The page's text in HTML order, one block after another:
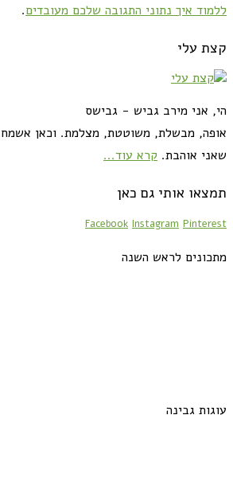
ללמוד איך נתוני התגובה שלכם מעובדים.
קצת עלי
הי, אני מירב גביש - גבישס
אופה, מבשלת, משוטטת, מצלמת. וכאן
שאני אוהבת. קרא עוד...
תמצאו אותי גם כאן
Facebook Instagram Pinterest
מתכונים לראש השנה
עוגות גבינה